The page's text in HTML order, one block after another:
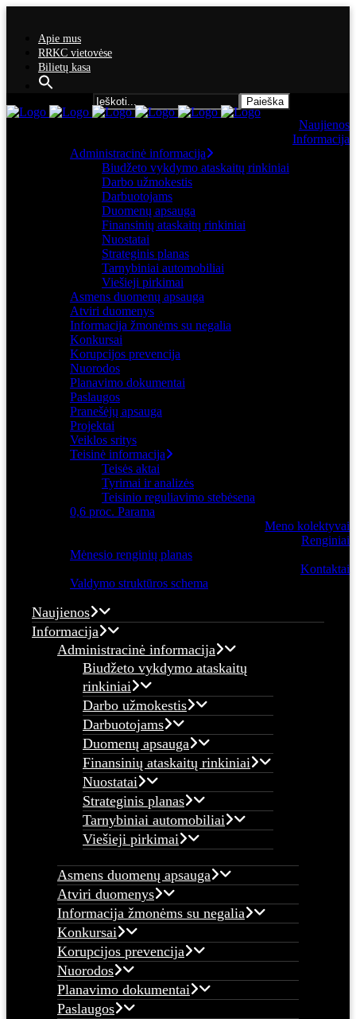
Apie mus
RRKC vietovėse
Bilietų kasa
Naujienos
Informacija
Administracinė informacija
Biudžeto vykdymo ataskaitų rinkiniai
Darbo užmokestis
Darbuotojams
Duomenų apsauga
Finansinių ataskaitų rinkiniai
Nuostatai
Strateginis planas
Tarnybiniai automobiliai
Viešieji pirkimai
Asmens duomenų apsauga
Atviri duomenys
Informacija žmonėms su negalia
Konkursai
Korupcijos prevencija
Nuorodos
Planavimo dokumentai
Paslaugos
Pranešėjų apsauga
Projektai
Veiklos sritys
Teisinė informacija
Teisės aktai
Tyrimai ir analizės
Teisinio reguliavimo stebėsena
0,6 proc. Parama
Meno kolektyvai
Renginiai
Mėnesio renginių planas
Kontaktai
Valdymo struktūros schema
Naujienos
Informacija
Administracinė informacija
Biudžeto vykdymo ataskaitų
rinkiniai
Darbo užmokestis
Darbuotojams
Duomenų apsauga
Finansinių ataskaitų rinkiniai
Nuostatai
Strateginis planas
Tarnybiniai automobiliai
Viešieji pirkimai
Asmens duomenų apsauga
Atviri duomenys
Informacija žmonėms su negalia
Konkursai
Korupcijos prevencija
Nuorodos
Planavimo dokumentai
Paslaugos